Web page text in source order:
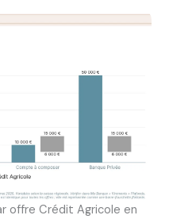
offre Crédit Agricole en